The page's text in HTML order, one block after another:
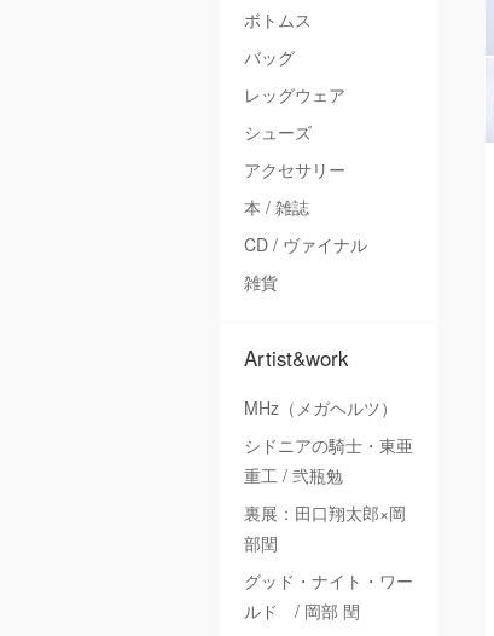
ボトムス
バッグ
レッグウェア
シューズ
アクセサリー
本 / 雑誌
CD / ヴァイナル
雑貨
Artist&work
MHz（メガヘルツ）
シドニアの騎士・東亜
重工 / 弐瓶勉
裏展：田口翔太郎×岡
部閏
グッド・ナイト・ワー
ルド / 岡部 閏